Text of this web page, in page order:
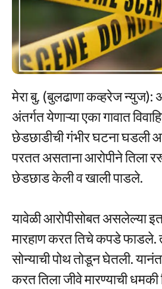
मेरा बु. (बुलढाणा कव्हरेज न्युज):
अंतर्गत येणाऱ्या एका गावात
छेडछाडीची गंभीर घटना घडली
परतत असताना आरोपीने तिला
छेडछाड केली व खाली पाडले.
यावेळी आरोपीसोबत असलेल्या
मारहाण करत तिचे कपडे फाडले.
सोन्याची पोथ तोडून घेतली.
करत तिला जीवे मारण्याची धमकी